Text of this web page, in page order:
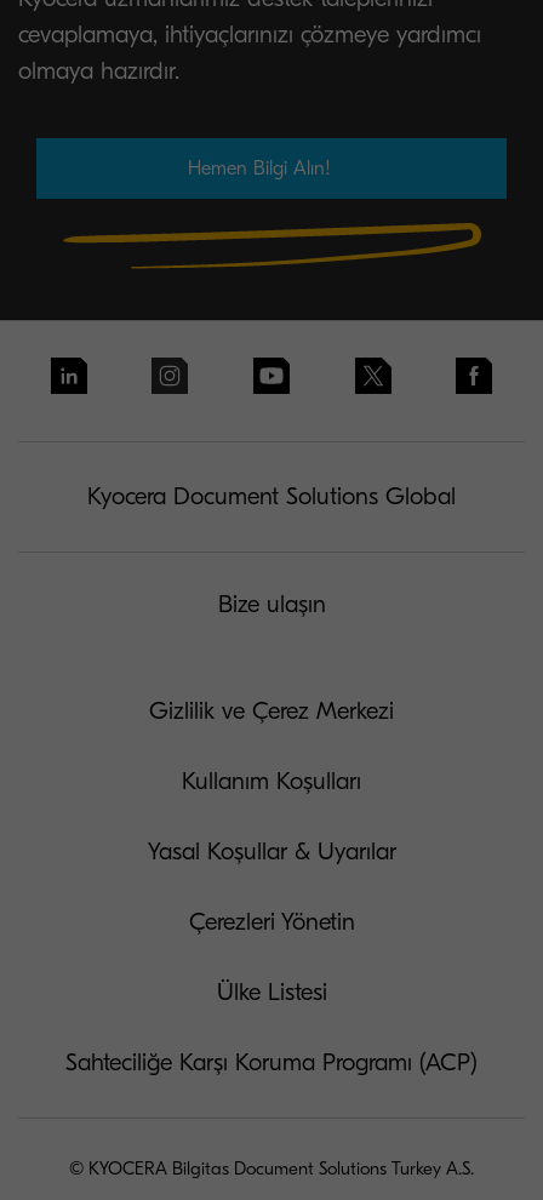
cevaplamaya, ihtiyaçlarınızı çözmeye yardımcı
olmaya hazırdır.
Hemen Bilgi Alın!
Kyocera Document Solutions Global
Bize ulaşın
Gizlilik ve Çerez Merkezi
Kullanım Koşulları
Yasal Koşullar & Uyarılar
Çerezleri Yönetin
Ülke Listesi
Sahteciliğe Karşı Koruma Programı (ACP)
© KYOCERA Bilgitas Document Solutions Turkey A.S.